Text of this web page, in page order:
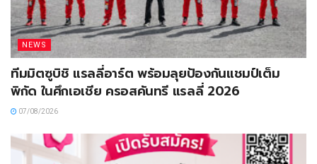
NEWS
ทีมมิตซูบิชิ แรลลี่อาร์ต พร้อมลุยป้องกันแชมป์เต็ม
พิกัด ในศึกเอเชีย ครอสคันทรี แรลลี่ 2026
07/08/2026